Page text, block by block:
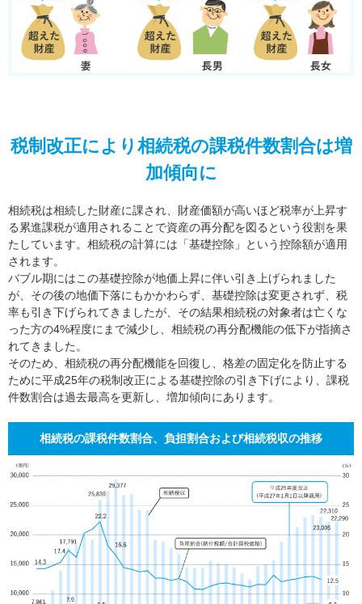
税制改正により相続税の課税件数割合は増
加傾向に
相続税は相続した財産に課され、財産価額が高いほど税率が上昇す
る累進課税が適用されることで資産の再分配を図るという役割を果
たしています。相続税の計算には「基礎控除」という控除額が適用
されます。
バブル期にはこの基礎控除が地価上昇に伴い引き上げられました
が、その後の地価下落にもかかわらず、基礎控除は変更されず、税
率も引き下げられてきましたが、その結果相続税の対象者は亡くな
った方の4%程度にまで減少し、相続税の再分配機能の低下が指摘さ
れてきました。
そのため、相続税の再分配機能を回復し、格差の固定化を防止する
ために平成25年の税制改正による基礎控除の引き下げにより、課税
件数割合は過去最高を更新し、増加傾向にあります。
相続税の課税件数割合、負担割合および相続税収の推移